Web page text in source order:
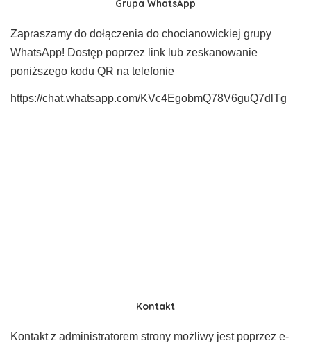
Grupa WhatsApp
Zapraszamy do dołączenia do chocianowickiej grupy
WhatsApp! Dostęp poprzez link lub zeskanowanie
poniższego kodu QR na telefonie
https://chat.whatsapp.com/KVc4EgobmQ78V6guQ7dlTg
Kontakt
Kontakt z administratorem strony możliwy jest poprzez e-